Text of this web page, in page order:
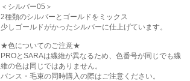
＜シルバー05＞
2種類のシルバーとゴールドをミックス
少しゴールドがかったシルバーに仕上げています。
★色についてのご注意★
PROとSARAは繊維が異なるため、色番号が同じでも繊
維の色は同じではありません。
バンス・毛束の同時購入の際はご注意ください。